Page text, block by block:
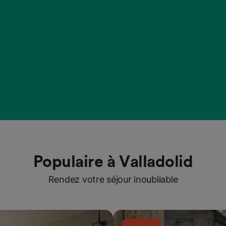
Populaire à Valladolid
Rendez votre séjour inoubliable